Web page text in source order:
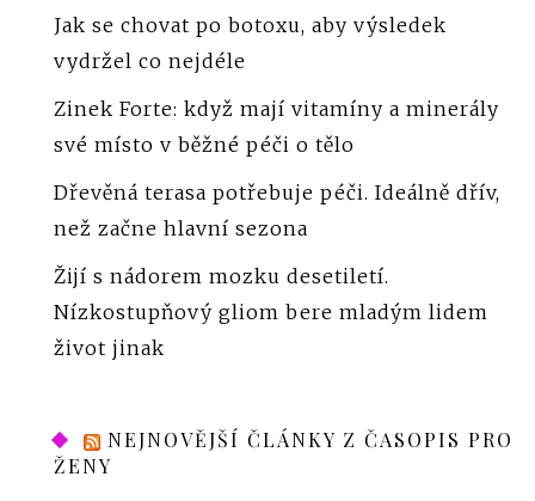
Jak se chovat po botoxu, aby výsledek
vydržel co nejdéle
Zinek Forte: když mají vitamíny a minerály
své místo v běžné péči o tělo
Dřevěná terasa potřebuje péči. Ideálně dřív,
než začne hlavní sezona
Žijí s nádorem mozku desetiletí.
Nízkostupňový gliom bere mladým lidem
život jinak
NEJNOVĚJŠÍ ČLÁNKY Z ČASOPIS PRO
ŽENY